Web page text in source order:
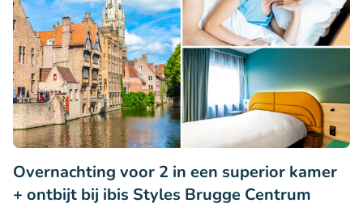
Overnachting voor 2 in een superior kamer
+ ontbijt bij ibis Styles Brugge Centrum